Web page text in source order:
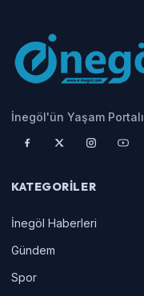
İnegöl'ün Yaşam Portalı
KATEGORILER
İnegöl Haberleri
Gündem
Spor